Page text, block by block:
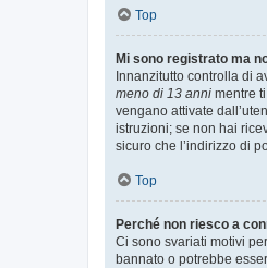
Top
Mi sono registrato ma
Innanzitutto controlla di
meno di 13 anni mentre
vengano attivate
istruzioni; se non hai
sicuro che l’indirizzo di
Top
Perché non riesco a
Ci sono svariati motivi
bannato o potrebbe